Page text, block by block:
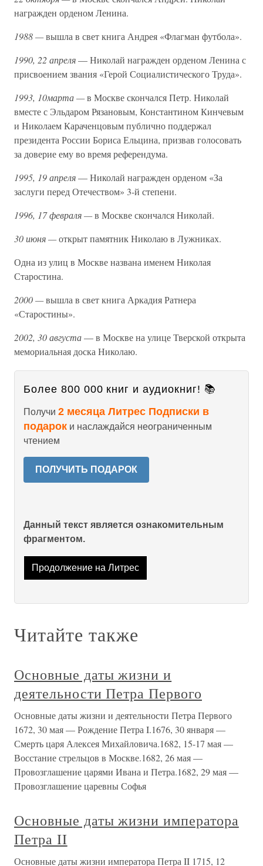
награжден орденом Ленина.
1988 —вышла в свет книга Андрея «Флагман футбола».
1990, 22 апреля— Николай награжден орденом Ленина с
присвоением звания «Герой Социалистического Труда».
1993, 10марта —в Москве скончался Петр. Николай
вместе с Эльдаром Рязановым, Константином Кинчевым
и Николаем Караченцовым публично поддержал
президента России Бориса Ельцина, призвав голосовать
за доверие ему во время референдума.
1995, 19 апреля— Николай награжден орденом «За
заслуги перед Отечеством» 3-й степени.
1996, 17 февраля —в Москве скончался Николай.
30 июня —открыт памятник Николаю в Лужниках.
Одна из улиц в Москве названа именем Николая
Старостина.
2000 —вышла в свет книга Аркадия Ратнера
«Старостины».
2002, 30 августа— в Москве на улице Тверской открыта
мемориальная доска Николаю.
Более 800 000 книг и аудиокниг! 📚
Получи 2 месяца Литрес Подписки в
подарок и наслаждайся неограниченным
чтением
ПОЛУЧИТЬ ПОДАРОК
Данный текст является ознакомительным
фрагментом.
Продолжение на Литрес
Читайте также
Основные даты жизни и
деятельности Петра Первого
Основные даты жизни и деятельности Петра Первого
1672, 30 мая — Рождение Петра I.1676, 30 января —
Смерть царя Алексея Михайловича.1682, 15-17 мая —
Восстание стрельцов в Москве.1682, 26 мая —
Провозглашение царями Ивана и Петра.1682, 29 мая —
Провозглашение царевны Софья
Основные даты жизни императора
Петра II
Основные даты жизни императора Петра II 1715, 12